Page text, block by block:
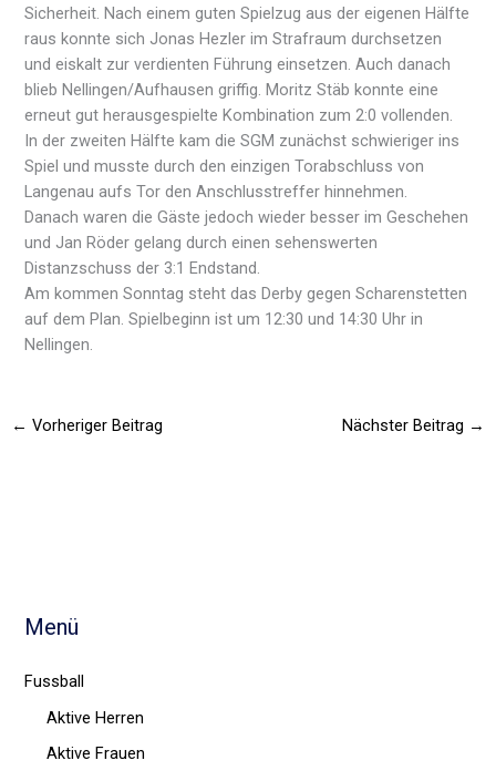
Sicherheit. Nach einem guten Spielzug aus der eigenen Hälfte
raus konnte sich Jonas Hezler im Strafraum durchsetzen
und eiskalt zur verdienten Führung einsetzen. Auch danach
blieb Nellingen/Aufhausen griffig. Moritz Stäb konnte eine
erneut gut herausgespielte Kombination zum 2:0 vollenden.
In der zweiten Hälfte kam die SGM zunächst schwieriger ins
Spiel und musste durch den einzigen Torabschluss von
Langenau aufs Tor den Anschlusstreffer hinnehmen.
Danach waren die Gäste jedoch wieder besser im Geschehen
und Jan Röder gelang durch einen sehenswerten
Distanzschuss der 3:1 Endstand.
Am kommen Sonntag steht das Derby gegen Scharenstetten
auf dem Plan. Spielbeginn ist um 12:30 und 14:30 Uhr in
Nellingen.
← Vorheriger Beitrag Nächster Beitrag →
Menü
Fussball
Aktive Herren
Aktive Frauen